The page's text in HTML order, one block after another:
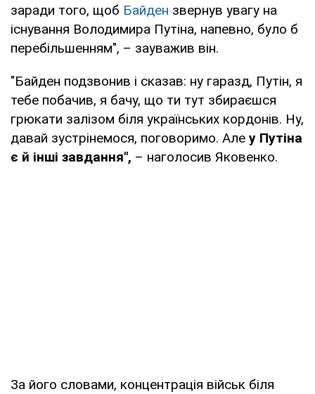
заради того, щоб Байден звернув увагу на
існування Володимира Путіна, напевно, було б
перебільшенням", – зауважив він.
"Байден подзвонив і сказав: ну гаразд, Путін, я
тебе побачив, я бачу, що ти тут збираєшся
грюкати залізом біля українських кордонів. Ну,
давай зустрінемося, поговоримо. Але у Путіна
є й інші завдання", – наголосив Яковенко.
За його словами, концентрація військ біля